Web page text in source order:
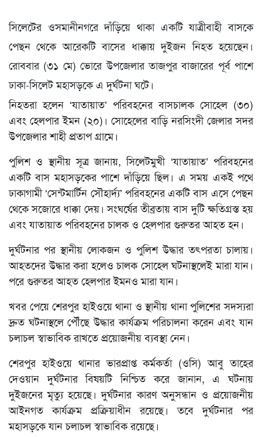
সিলেটের ওসমানীনগরে দাঁড়িয়ে থাকা একটি যাত্রীবাহী বাসকে
পেছন থেকে আরেকটি বাসের ধাক্কায় দুইজন নিহত হয়েছেন।
রোববার (৩১ মে) ভোরে উপজেলার তাজপুর বাজারের পূর্ব পাশে
ঢাকা-সিলেট মহাসড়কে এ দুর্ঘটনা ঘটে।
নিহতরা হলেন ‘যাতায়াত’ পরিবহনের বাসচালক সোহেল (৩০)
এবং হেলপার ইমন (২০)। সোহেলের বাড়ি নরসিংদী জেলার সদর
উপজেলার শাহী প্রতাপ গ্রামে।
পুলিশ ও স্থানীয় সূত্র জানায়, সিলেটমুখী ‘যাতায়াত’ পরিবহনের
একটি বাস মহাসড়কের পাশে দাঁড়িয়ে ছিল। এ সময় একই পথে
ঢাকাগামী ‘সেন্টমার্টিন সৌহার্দ্য’ পরিবহনের একটি বাস এসে পেছন
থেকে সজোরে ধাক্কা দেয়। সংঘর্ষের তীব্রতায় বাস দুটি ক্ষতিগ্রস্ত হয়
এবং যাতায়াত পরিবহনের চালক ও হেলপার গুরুতর আহত হন।
দুর্ঘটনার পর স্থানীয় লোকজন ও পুলিশ উদ্ধার তৎপরতা চালায়।
আহতদের উদ্ধার করা হলেও চালক সোহেল ঘটনাস্থলেই মারা যান।
পরে গুরুতর আহত হেলপার ইমনও মারা যান।
খবর পেয়ে শেরপুর হাইওয়ে থানা ও স্থানীয় থানা পুলিশের সদস্যরা
দ্রুত ঘটনাস্থলে পৌঁছে উদ্ধার কার্যক্রম পরিচালনা করেন এবং যান
চলাচল স্বাভাবিক রাখতে প্রয়োজনীয় ব্যবস্থা নেন।
শেরপুর হাইওয়ে থানার ভারপ্রাপ্ত কর্মকর্তা (ওসি) আবু তাহের
দেওয়ান দুর্ঘটনার বিষয়টি নিশ্চিত করে জানান, এ ঘটনায়
দুইজনের মৃত্যু হয়েছে। দুর্ঘটনার কারণ অনুসন্ধান ও প্রয়োজনীয়
আইনগত কার্যক্রম প্রক্রিয়াধীন রয়েছে। তবে দুর্ঘটনার পর
মহাসড়কে যান চলাচল স্বাভাবিক রয়েছে।